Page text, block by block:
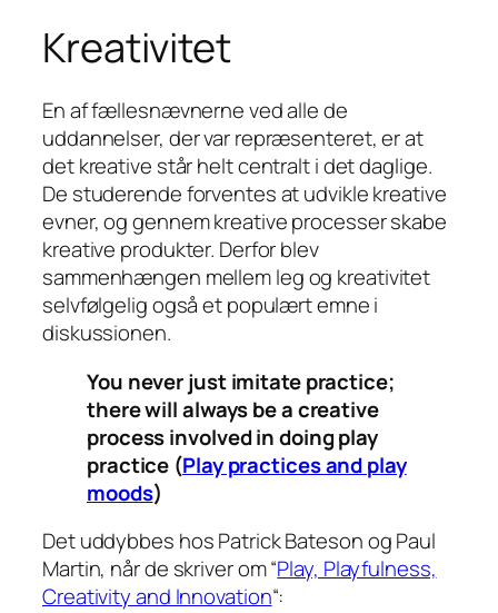
Kreativitet
En af fællesnævnerne ved alle de
uddannelser, der var repræsenteret, er at
detkreative står helt centralt i det daglige.
De studerende forventes at udvikle kreative
evner, og gennem kreative processer skabe
kreative produkter. Derfor blev
sammenhængen mellem leg og kreativitet
selvfølgelig også et populært emne i
diskussionen.
You never just imitate practice;
there will always be a creative
process involved in doing play
practice (Play practices and play
moods)
Det uddybbes hos Patrick Bateson og Paul
Martin, når de skriver om “Play, Playfulness,
Creativity and Innovation“: